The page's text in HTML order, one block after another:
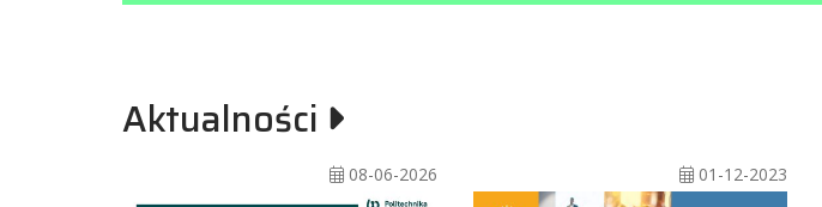
Aktualności
08-06-2026 01-12-2023